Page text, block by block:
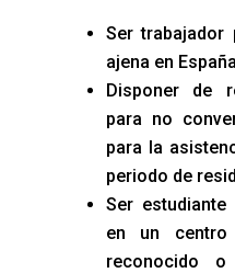
Ser trabajador
ajena en
Disponer de
para no
para la
periodo de
Ser
en un centro
reconocido